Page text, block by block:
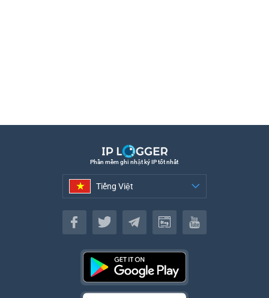
Phần mềm ghi nhật ký IP tốt nhất
Tiếng Việt
Tiếng Việt